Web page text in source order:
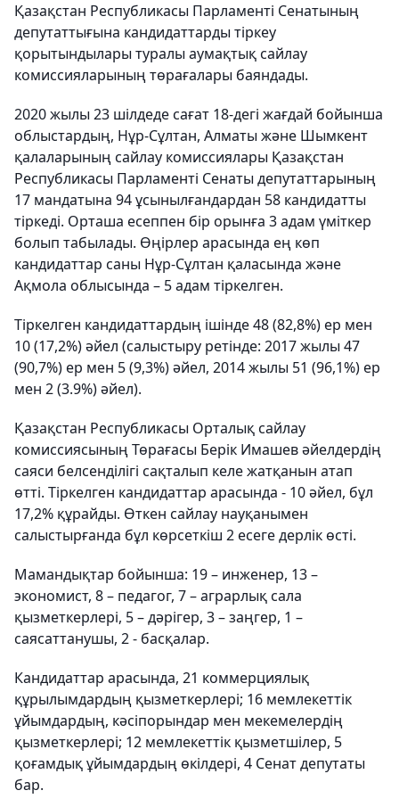
Қазақстан Республикасы Парламенті Сенатының
депутаттығына кандидаттарды тіркеу
қорытындылары туралы аумақтық сайлау
комиссияларының төрағалары баяндады.
2020 жылы 23 шілдеде сағат 18-дегі жағдай бойынша
облыстардың, Нұр-Сұлтан, Алматы және Шымкент
қалаларының сайлау комиссиялары Қазақстан
Республикасы Парламенті Сенаты депутаттарының
17 мандатына 94 ұсынылғандардан 58 кандидатты
тіркеді. Орташа есеппен бір орынға 3 адам үміткер
болып табылады. Өңірлер арасында ең көп
кандидаттар саны Нұр-Сұлтан қаласында және
Ақмола облысында – 5 адам тіркелген.
Тіркелген кандидаттардың ішінде 48 (82,8%) ер мен
10 (17,2%) әйел (салыстыру ретінде: 2017 жылы 47
(90,7%) ер мен 5 (9,3%) әйел, 2014 жылы 51 (96,1%) ер
мен 2 (3.9%) әйел).
Қазақстан Республикасы Орталық сайлау
комиссиясының Төрағасы Берік Имашев әйелдердің
саяси белсенділігі сақталып келе жатқанын атап
өтті. Тіркелген кандидаттар арасында - 10 әйел, бұл
17,2% құрайды. Өткен сайлау науқанымен
салыстырғанда бұл көрсеткіш 2 есеге дерлік өсті.
Мамандықтар бойынша: 19 – инженер, 13 –
экономист, 8 – педагог, 7 – аграрлық сала
қызметкерлері, 5 – дәрігер, 3 – заңгер, 1 –
саясаттанушы, 2 - басқалар.
Кандидаттар арасында, 21 коммерциялық
құрылымдардың қызметкерлері; 16 мемлекеттік
ұйымдардың, кәсіпорындар мен мекемелердің
қызметкерлері; 12 мемлекеттік қызметшілер, 5
қоғамдық ұйымдардың өкілдері, 4 Сенат депутаты
бар.